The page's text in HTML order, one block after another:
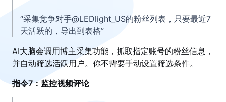
“采集竞争对手@LEDlight_US的粉丝列表，只要最近7
天活跃的，导出到表格”
AI大脑会调用博主采集功能，抓取指定账号的粉丝信息，
并自动筛选活跃用户。你不需要手动设置筛选条件。
指令7：监控视频评论